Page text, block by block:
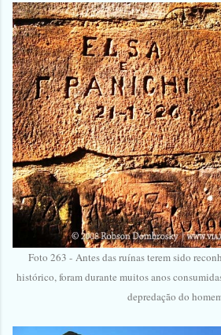
Foto 263 - Antes das ruínas terem sido
histórico, foram durante muitos anos
depredação do